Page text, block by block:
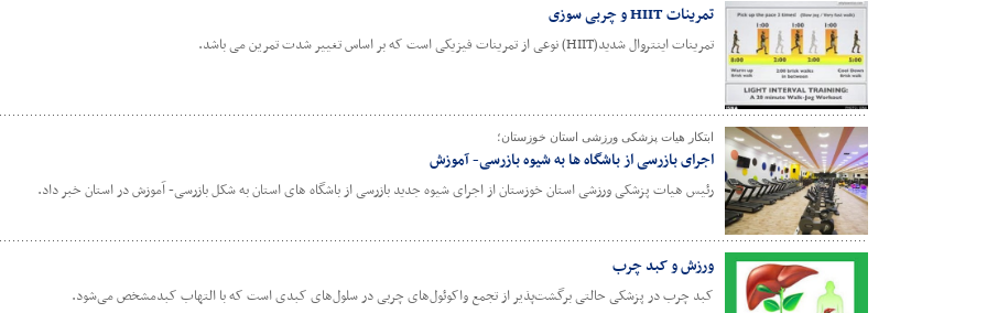
تمرینات HIIT و چربی سوزی
تمرینات اینتروال شدید(HIIT) نوعی از تمرینات فیزیکی است که بر اساس تغییر شدت تمرین می باشد.
ابتکار هیات پزشکی ورزشی استان خوزستان؛
اجرای بازرسی از باشگاه ها به شیوه بازرسی- آموزش
رئیس هیات پزشکی ورزشی استان خوزستان از اجرای شیوه جدید بازرسی از باشگاه های استان به شکل بازرسی- آموزش در استان خبر داد.
ورزش و کبد چرب
کبد چرب در پزشکی حالتی برگشت‌پذیر از تجمع واکوئول‌های چربی در سلول‌های کبدی است که با التهاب کبدمشخص می‌شود.